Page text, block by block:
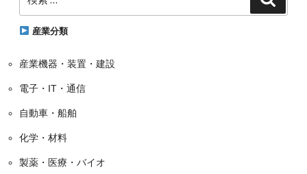
リ
索:
産業分類
産業機器・装置・建設
電子・IT・通信
自動車・船舶
化学・材料
製薬・医療・バイオ